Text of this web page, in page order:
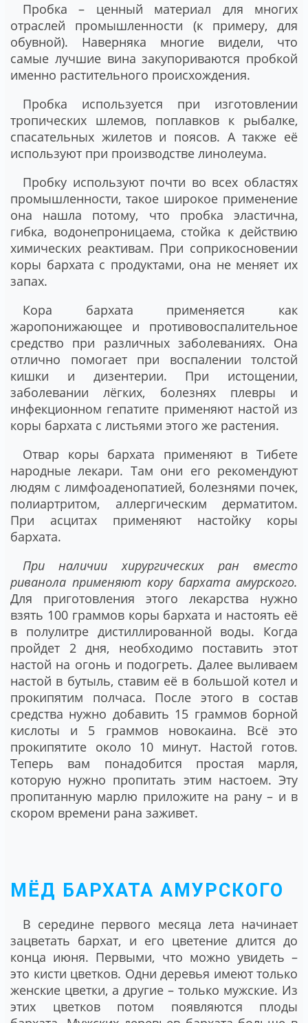
Пробка – ценный материал для многих
отраслей промышленности (к примеру, для
обувной). Наверняка многие видели, что
самые лучшие вина закупориваются пробкой
именно растительного происхождения.
Пробка используется при изготовлении
тропических шлемов, поплавков к рыбалке,
спасательных жилетов и поясов. А также её
используют при производстве линолеума.
Пробку используют почти во всех областях
промышленности, такое широкое применение
она нашла потому, что пробка эластична,
гибка, водонепроницаема, стойка к действию
химических реактивам. При соприкосновении
коры бархата с продуктами, она не меняет их
запах.
Кора бархата применяется как
жаропонижающее и противовоспалительное
средство при различных заболеваниях. Она
отлично помогает при воспалении толстой
кишки и дизентерии. При истощении,
заболевании лёгких, болезнях плевры и
инфекционном гепатите применяют настой из
коры бархата с листьями этого же растения.
Отвар коры бархата применяют в Тибете
народные лекари. Там они его рекомендуют
людям с лимфоаденопатией, болезнями почек,
полиартритом, аллергическим дерматитом.
При асцитах применяют настойку коры
бархата.
При наличии хирургических ран вместо
риванола применяют кору бархата амурского.
Для приготовления этого лекарства нужно
взять 100 граммов коры бархата и настоять её
в полулитре дистиллированной воды. Когда
пройдет 2 дня, необходимо поставить этот
настой на огонь и подогреть. Далее выливаем
настой в бутыль, ставим её в большой котел и
прокипятим полчаса. После этого в состав
средства нужно добавить 15 граммов борной
кислоты и 5 граммов новокаина. Всё это
прокипятите около 10 минут. Настой готов.
Теперь вам понадобится простая марля,
которую нужно пропитать этим настоем. Эту
пропитанную марлю приложите на рану – и в
скором времени рана заживет.
МЁД БАРХАТА АМУРСКОГО
В середине первого месяца лета начинает
зацветать бархат, и его цветение длится до
конца июня. Первыми, что можно увидеть –
это кисти цветков. Одни деревья имеют только
женские цветки, а другие – только мужские. Из
этих цветков потом появляются плоды